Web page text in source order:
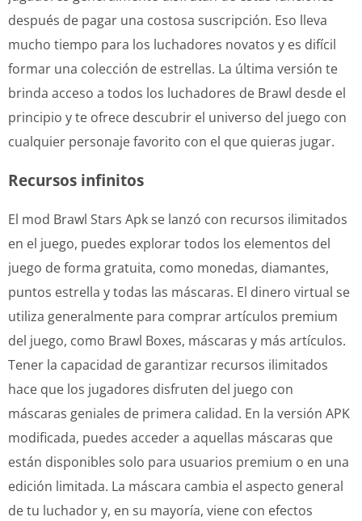
después de pagar una costosa suscripción. Eso lleva
mucho tiempo para los luchadores novatos y es difícil
formar una colección de estrellas. La última versión te
brinda acceso a todos los luchadores de Brawl desde el
principio y te ofrece descubrir el universo del juego con
cualquier personaje favorito con el que quieras jugar.
Recursos infinitos
El mod Brawl Stars Apk se lanzó con recursos ilimitados
en el juego, puedes explorar todos los elementos del
juego de forma gratuita, como monedas, diamantes,
puntos estrella y todas las máscaras. El dinero virtual se
utiliza generalmente para comprar artículos premium
del juego, como Brawl Boxes, máscaras y más artículos.
Tener la capacidad de garantizar recursos ilimitados
hace que los jugadores disfruten del juego con
máscaras geniales de primera calidad. En la versión APK
modificada, puedes acceder a aquellas máscaras que
están disponibles solo para usuarios premium o en una
edición limitada. La máscara cambia el aspecto general
de tu luchador y, en su mayoría, viene con efectos